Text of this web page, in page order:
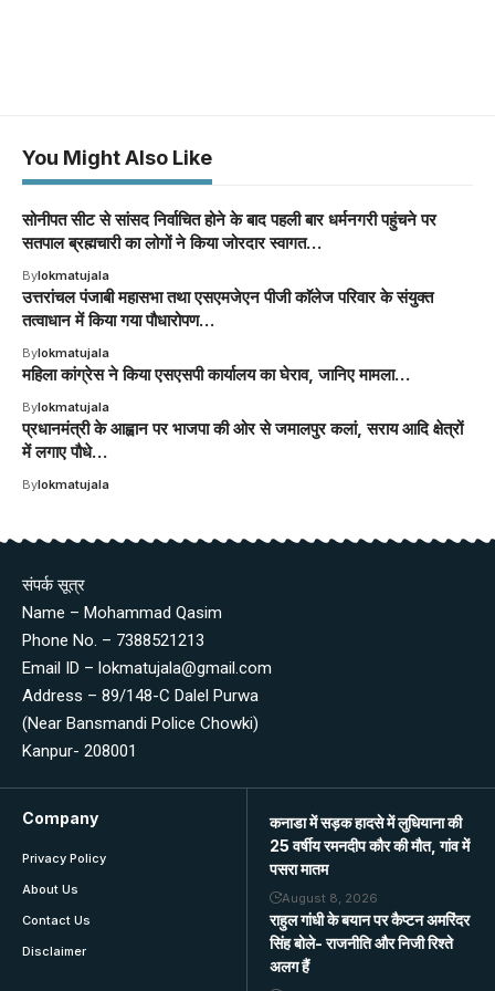
You Might Also Like
सोनीपत सीट से सांसद निर्वाचित होने के बाद पहली बार धर्मनगरी पहुंचने पर
सतपाल ब्रह्मचारी का लोगों ने किया जोरदार स्वागत…
Bylokmatujala
उत्तरांचल पंजाबी महासभा तथा एसएमजेएन पीजी काॅलेज परिवार के संयुक्त
तत्वाधान में किया गया पौधारोपण…
Bylokmatujala
महिला कांग्रेस ने किया एसएसपी कार्यालय का घेराव, जानिए मामला…
Bylokmatujala
प्रधानमंत्री के आह्वान पर भाजपा की ओर से जमालपुर कलां, सराय आदि क्षेत्रों
में लगाए पौधे…
Bylokmatujala
संपर्क सूत्र
Name – Mohammad Qasim
Phone No. – 7388521213
Email ID – lokmatujala@gmail.com
Address – 89/148-C Dalel Purwa
(Near Bansmandi Police Chowki)
Kanpur- 208001
Company
Privacy Policy
About Us
Contact Us
Disclaimer
कनाडा में सड़क हादसे में लुधियाना की
25 वर्षीय रमनदीप कौर की मौत, गांव में
पसरा मातम
August 8, 2026
राहुल गांधी के बयान पर कैप्टन अमरिंदर
सिंह बोले- राजनीति और निजी रिश्ते
अलग हैं